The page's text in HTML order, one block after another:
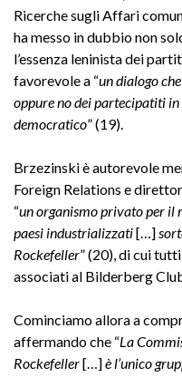
Ricerche sugli Affari
ha messo in dubbio non
l’essenza leninista dei
favorevole a “un dialogo
oppure no dei partecipatiti
democratico” (19).
Brzezinski è autorevole
Foreign Relations e
“un organismo privato per
paesi industrializzati[…]
Rockefeller” (20), di cui
associati al Bilderberg
Cominciamo allora a
affermando che “La
Rockefeller[…]è l’unico